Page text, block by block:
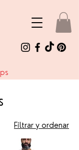
Filtrar y ordenar